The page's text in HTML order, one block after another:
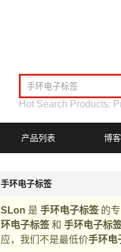
Hot Search Products:
产品列表 博客
手环电子标签
SLon 是 手环电子标签 的
环电子标签 和 手环电子标
应，我们不是最低价手环电